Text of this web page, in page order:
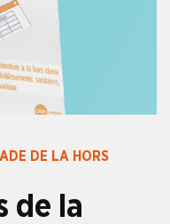
DE LA HORS
de la